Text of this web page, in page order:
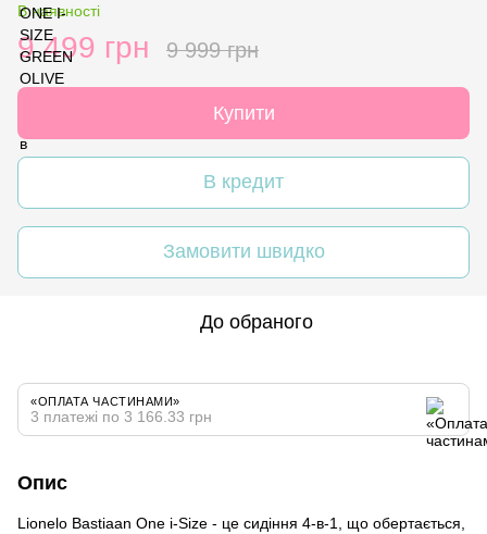
В наявності
9 499 грн 9 999 грн
Купити
В кредит
Замовити швидко
До обраного
«ОПЛАТА ЧАСТИНАМИ»
3 платежі по 3 166.33 грн
Опис
Lionelo Bastiaan One i-Size - це сидіння 4-в-1, що обертається,